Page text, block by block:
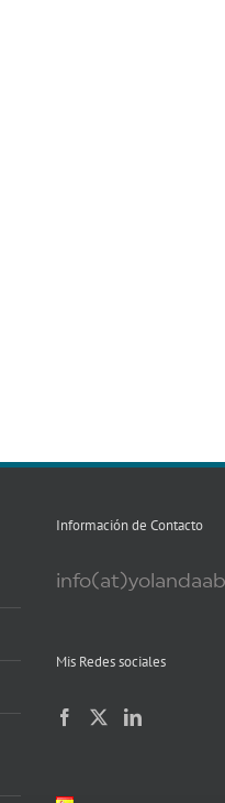
Información de Contacto
Mis Redes sociales